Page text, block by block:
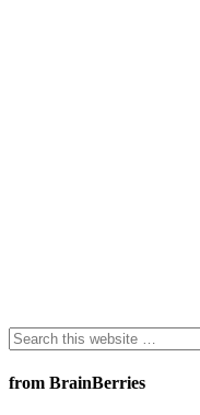
from BrainBerries